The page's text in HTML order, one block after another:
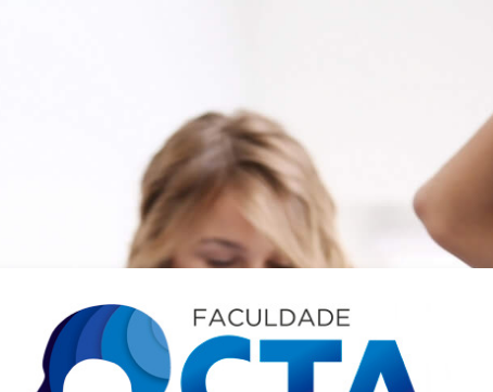
Acesso a AVA